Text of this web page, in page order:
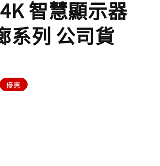
智慧顯示器
系列 公司貨
優惠